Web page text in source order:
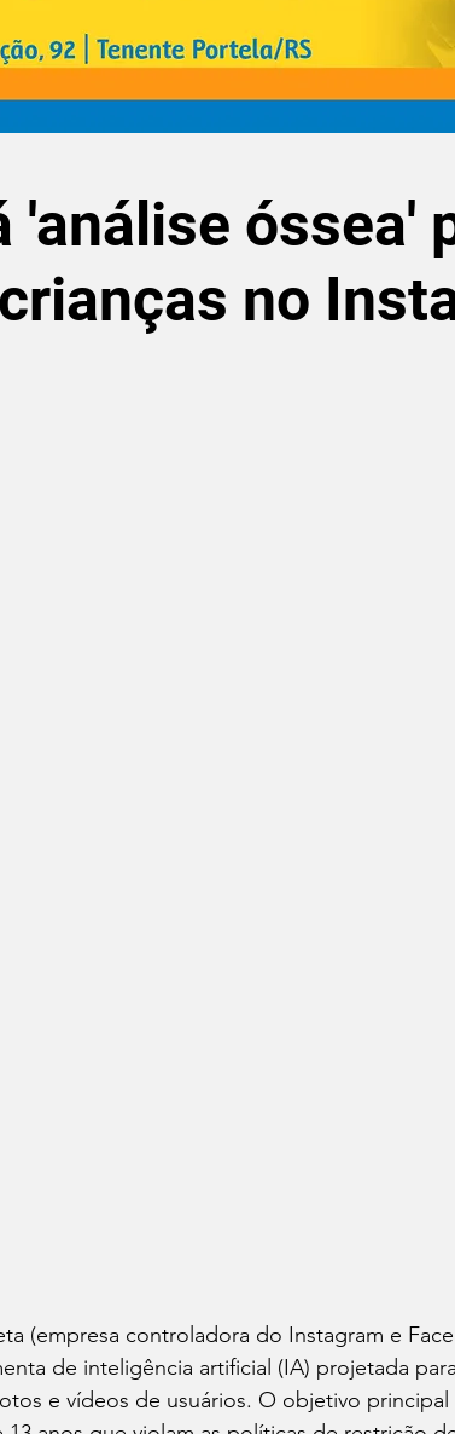
'análise óssea'
no
(empresa controladora do Instagram e
de inteligência artificial (IA) projetada
e vídeos de usuários. O objetivo